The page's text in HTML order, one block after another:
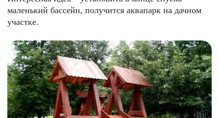
маленький бассейн, получится аквапарк на дачном
участке.